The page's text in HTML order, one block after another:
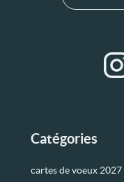
Catégories
cartes de voeux 2027